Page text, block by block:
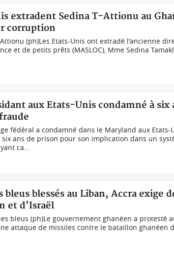
extradent Sedina T-Attionu au
corruption
(ph)Les Etats-Unis ont extradé l'ancienne
et de petits prêts (MASLOC), Mme Sedina
aux Etats-Unis condamné à six
fédéral a condamné dans le Maryland aux Etats-
ans de prison pour son implication dans un
ca...
bleus blessés au Liban, Accra exige
et d'Israël
bleus (ph)Le gouvernement ghanéen a protesté
attaque de missiles contre le bataillon ghanéen